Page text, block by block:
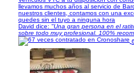
llevamos muchos años al servicio de
nuestros clientes, contamos con una
quedes sin el tuyo a ninguna hora
David dice: "Una gran persona en el
sobre todo muy profesional. 100%